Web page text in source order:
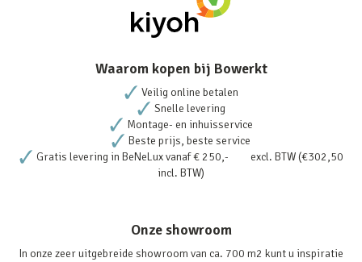
Waarom kopen bij Bowerkt
Veilig online betalen
Snelle levering
Montage- en inhuisservice
Beste prijs, beste service
Gratis levering in BeNeLux vanaf € 250,- excl. BTW (€302,50
incl. BTW)
Onze showroom
In onze zeer uitgebreide showroom van ca. 700 m2 kunt u inspiratie